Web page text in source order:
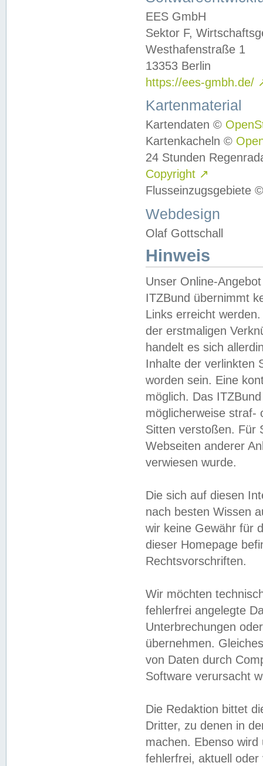
EES GmbH
Sektor F,
Westhafenstraße 1
13353 Berlin
https://ees-gmbh.de/
Kartenmaterial
Kartendaten ©
Kartenkacheln ©
24 Stunden
Copyright ↗
Flusseinzugsgebiete
Webdesign
Olaf Gottschall
Hinweis
Unser Online-
ITZBund übernimmt
Links erreicht
der erstmaligen
handelt es sich
Inhalte der verlinkten
worden sein. Eine
möglich. Das
möglicherweise straf-
Sitten verstoßen. Für
Webseiten anderer
verwiesen wurde.
Die sich auf diesen
nach besten Wissen
wir keine Gewähr für
dieser Homepage
Rechtsvorschriften.
Wir möchten
fehlerfrei angelegte
Unterbrechungen
übernehmen.
von Daten durch
Software verursacht
Die Redaktion bittet
Dritter, zu denen in
machen. Ebenso
fehlerfrei, aktuell oder